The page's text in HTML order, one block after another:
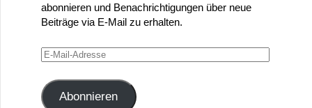
abonnieren und Benachrichtigungen über neue
Beiträge via E-Mail zu erhalten.
E-
Adresse
Abonnieren